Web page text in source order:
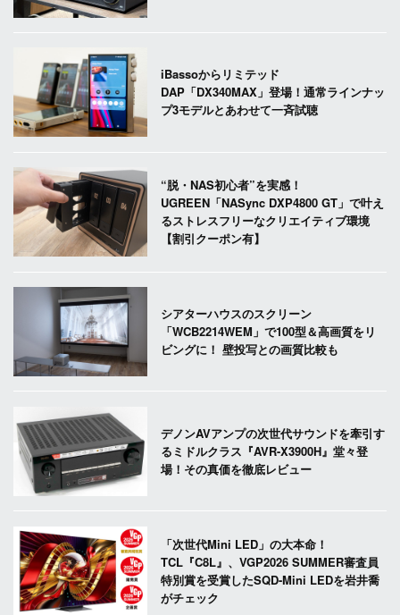
iBassoからリミテッド
DAP「DX340MAX」登場！通常ラインナッ
プ3モデルとあわせて一斉試聴
“脱・NAS初心者”を実感！
UGREEN「NASync DXP4800 GT」で叶え
るストレスフリーなクリエイティブ環境
【割引クーポン有】
シアターハウスのスクリーン
「WCB2214WEM」で100型＆高画質をリ
ビングに！ 壁投写との画質比較も
デノンAVアンプの次世代サウンドを牽引す
るミドルクラス『AVR-X3900H』堂々登
場！その真価を徹底レビュー
「次世代Mini LED」の大本命！
TCL『C8L』、VGP2026 SUMMER審査員
特別賞を受賞したSQD-Mini LEDを岩井喬
がチェック